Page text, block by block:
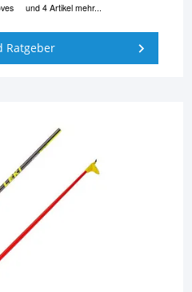
und 4 Artikel mehr...
Ratgeber